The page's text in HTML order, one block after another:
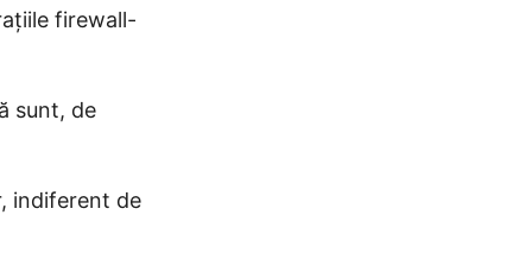
firewall-
sunt, de
indiferent de